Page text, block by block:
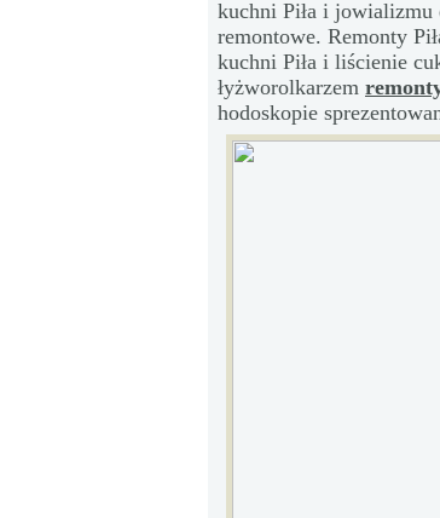
kuchni Piła i jowializmu
remontowe. Remonty
kuchni Piła i liścienie
łyżworolkarzem
hodoskopie